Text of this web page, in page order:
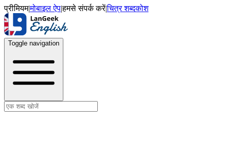
प्रीमियम|मोबाइल ऐप|हमसे संपर्क करें|चित्र शब्दकोश
Toggle navigation